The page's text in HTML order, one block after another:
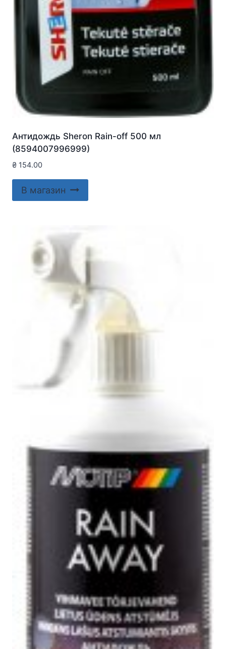
Антидождь Sheron Rain-off 500 мл
(8594007996999)
₴ 154.00
В магазин